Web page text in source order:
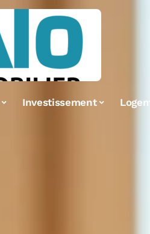
Investissement